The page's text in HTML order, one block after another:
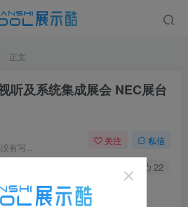
正文
听及系统集成展会 NEC展台
有写...
关注 私信
22